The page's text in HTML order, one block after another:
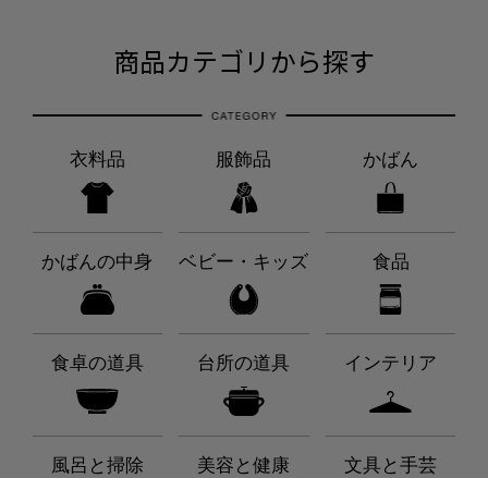
商品カテゴリから探す
衣料品 服飾品 かばん
かばんの中身 ベビー・キッズ 食品
食卓の道具 台所の道具 インテリア
風呂と掃除 美容と健康 文具と手芸